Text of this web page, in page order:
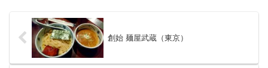
創始 麺屋武蔵（東京）